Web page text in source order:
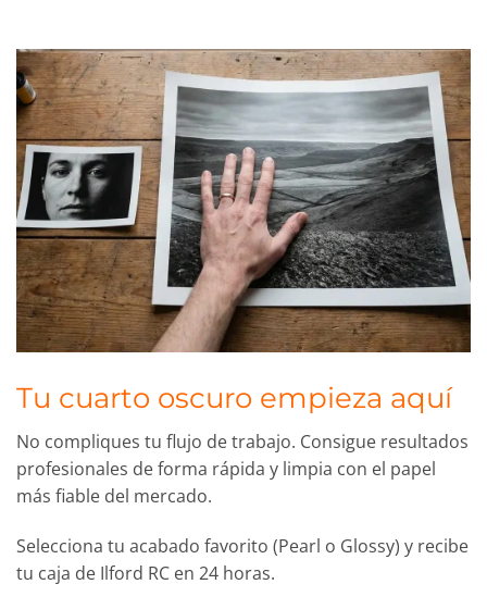
Tu cuarto oscuro empieza aquí
No compliques tu flujo de trabajo. Consigue resultados
profesionales de forma rápida y limpia con el papel
más fiable del mercado.
Selecciona tu acabado favorito (Pearl o Glossy) y recibe
tu caja de Ilford RC en 24 horas.